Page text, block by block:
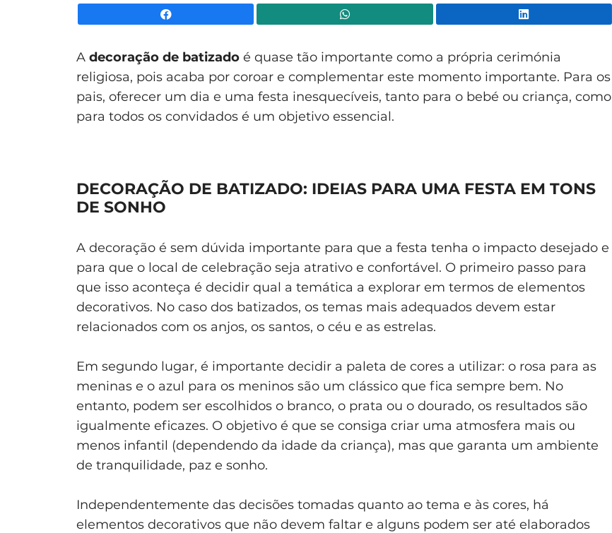
A decoração de batizado é quase tão importante como a própria cerimónia
religiosa, pois acaba por coroar e complementar este momento importante. Para os
pais, oferecer um dia e uma festa inesquecíveis, tanto para o bebé ou criança, como
para todos os convidados é um objetivo essencial.
DECORAÇÃO DE BATIZADO: IDEIAS PARA UMA FESTA EM TONS
DE SONHO
A decoração é sem dúvida importante para que a festa tenha o impacto desejado e
para que o local de celebração seja atrativo e confortável. O primeiro passo para
que isso aconteça é decidir qual a temática a explorar em termos de elementos
decorativos. No caso dos batizados, os temas mais adequados devem estar
relacionados com os anjos, os santos, o céu e as estrelas.
Em segundo lugar, é importante decidir a paleta de cores a utilizar: o rosa para as
meninas e o azul para os meninos são um clássico que fica sempre bem. No
entanto, podem ser escolhidos o branco, o prata ou o dourado, os resultados são
igualmente eficazes. O objetivo é que se consiga criar uma atmosfera mais ou
menos infantil (dependendo da idade da criança), mas que garanta um ambiente
de tranquilidade, paz e sonho.
Independentemente das decisões tomadas quanto ao tema e às cores, há
elementos decorativos que não devem faltar e alguns podem ser até elaborados